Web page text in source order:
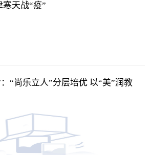
天战“疫”
“尚乐立人”分层培优 以“美”润教